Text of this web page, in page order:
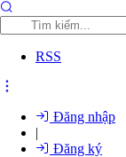
RSS
Đăng nhập
|
Đăng ký